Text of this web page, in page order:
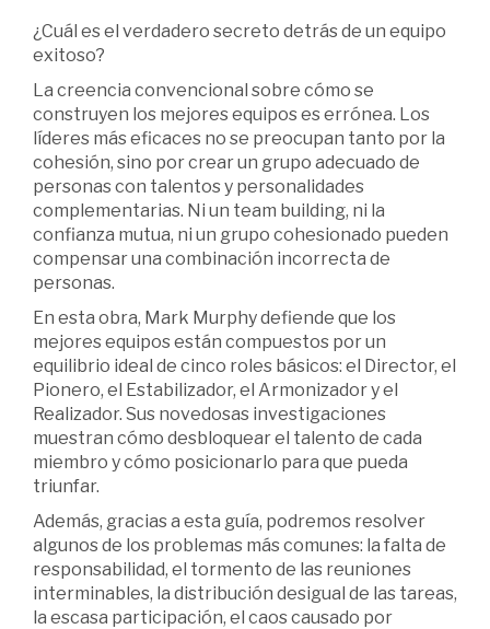
¿Cuál es el verdadero secreto detrás de un equipo
exitoso?
La creencia convencional sobre cómo se
construyen los mejores equipos es errónea. Los
líderes más eficaces no se preocupan tanto por la
cohesión, sino por crear un grupo adecuado de
personas con talentos y personalidades
complementarias. Ni un team building, ni la
confianza mutua, ni un grupo cohesionado pueden
compensar una combinación incorrecta de
personas.
En esta obra, Mark Murphy defiende que los
mejores equipos están compuestos por un
equilibrio ideal de cinco roles básicos: el Director, el
Pionero, el Estabilizador, el Armonizador y el
Realizador. Sus novedosas investigaciones
muestran cómo desbloquear el talento de cada
miembro y cómo posicionarlo para que pueda
triunfar.
Además, gracias a esta guía, podremos resolver
algunos de los problemas más comunes: la falta de
responsabilidad, el tormento de las reuniones
interminables, la distribución desigual de las tareas,
la escasa participación, el caos causado por